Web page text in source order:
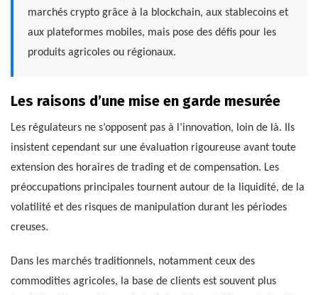
marchés crypto grâce à la blockchain, aux stablecoins et
aux plateformes mobiles, mais pose des défis pour les
produits agricoles ou régionaux.
Les raisons d’une mise en garde mesurée
Les régulateurs ne s’opposent pas à l’innovation, loin de là. Ils
insistent cependant sur une évaluation rigoureuse avant toute
extension des horaires de trading et de compensation. Les
préoccupations principales tournent autour de la liquidité, de la
volatilité et des risques de manipulation durant les périodes
creuses.
Dans les marchés traditionnels, notamment ceux des
commodities agricoles, la base de clients est souvent plus